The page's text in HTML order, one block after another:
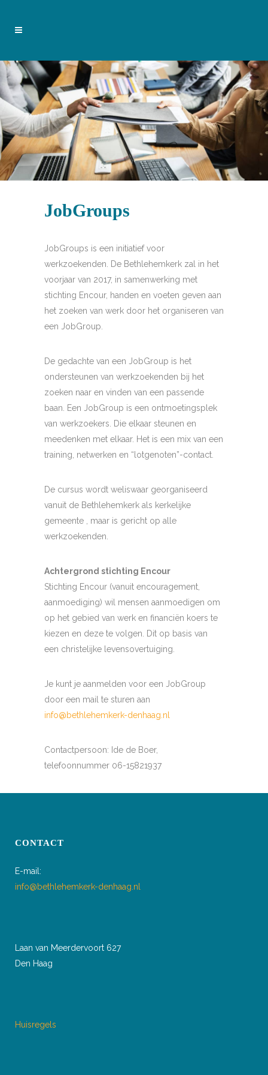
JobGroups
JobGroups is een initiatief voor
werkzoekenden. De Bethlehemkerk zal in het
voorjaar van 2017, in samenwerking met
stichting Encour, handen en voeten geven aan
het zoeken van werk door het organiseren van
een JobGroup.
De gedachte van een JobGroup is het
ondersteunen van werkzoekenden bij het
zoeken naar en vinden van een passende
baan. Een JobGroup is een ontmoetingsplek
van werkzoekers. Die elkaar steunen en
meedenken met elkaar. Het is een mix van een
training, netwerken en “lotgenoten”-contact.
De cursus wordt weliswaar georganiseerd
vanuit de Bethlehemkerk als kerkelijke
gemeente , maar is gericht op alle
werkzoekenden.
Achtergrond stichting Encour
Stichting Encour (vanuit encouragement,
aanmoediging) wil mensen aanmoedigen om
op het gebied van werk en financiën koers te
kiezen en deze te volgen. Dit op basis van
een christelijke levensovertuiging.
Je kunt je aanmelden voor een JobGroup
door een mail te sturen aan
info@bethlehemkerk-denhaag.nl
Contactpersoon: Ide de Boer,
telefoonnummer 06-15821937
CONTACT
E-mail:
info@bethlehemkerk-denhaag.nl
Laan van Meerdervoort 627
Den Haag
Huisregels